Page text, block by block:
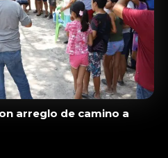
arreglo de camino a